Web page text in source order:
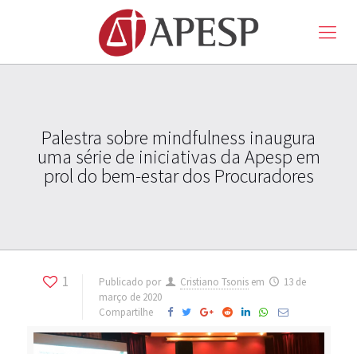
Palestra sobre mindfulness inaugura
uma série de iniciativas da Apesp em
prol do bem-estar dos Procuradores
1 Publicado por Cristiano Tsonis em
13 de
março de 2020
Compartilhe